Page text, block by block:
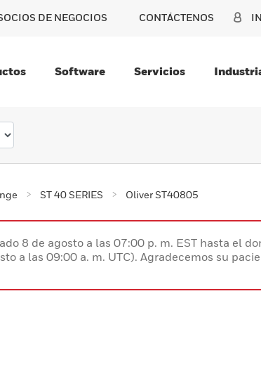
DE NEGOCIOS CONTÁCTENOS
Software Servicios
ST 40 SERIES Oliver ST40805
8 de agosto a las 07:00 p. m. EST hasta el
a las 09:00 a. m. UTC). Agradecemos su